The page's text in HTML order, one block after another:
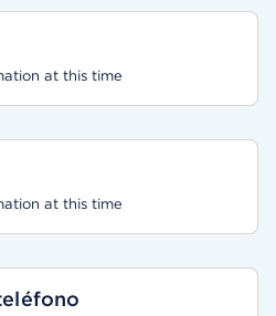
at this time
at this time